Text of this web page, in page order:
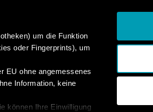
um die Funktion
oder Fingerprints), um
EU ohne angemessenes
Information, keine
können Ihre Einwilligung